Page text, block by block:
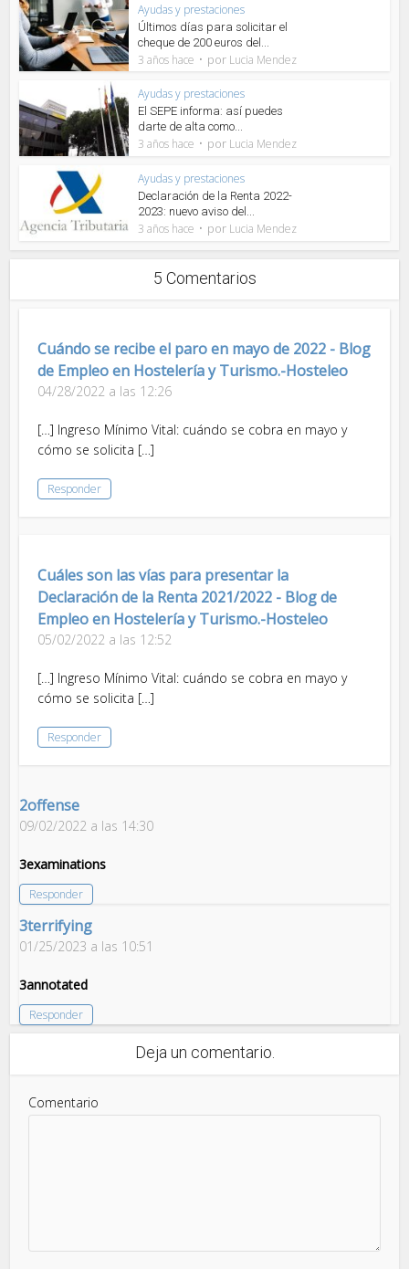
Ayudas y prestaciones
Últimos días para solicitar el
cheque de 200 euros del...
3 años hace por Lucia Mendez
Ayudas y prestaciones
El SEPE informa: así puedes
darte de alta como...
3 años hace por Lucia Mendez
Ayudas y prestaciones
Declaración de la Renta 2022-
2023: nuevo aviso del...
3 años hace por Lucia Mendez
5 Comentarios
Cuándo se recibe el paro en mayo de 2022 - Blog
de Empleo en Hostelería y Turismo.-Hosteleo
04/28/2022 a las 12:26
[…] Ingreso Mínimo Vital: cuándo se cobra en mayo y
cómo se solicita […]
Responder
Cuáles son las vías para presentar la
Declaración de la Renta 2021/2022 - Blog de
Empleo en Hostelería y Turismo.-Hosteleo
05/02/2022 a las 12:52
[…] Ingreso Mínimo Vital: cuándo se cobra en mayo y
cómo se solicita […]
Responder
2offense
09/02/2022 a las 14:30
3examinations
Responder
3terrifying
01/25/2023 a las 10:51
3annotated
Responder
Deja un comentario.
Comentario